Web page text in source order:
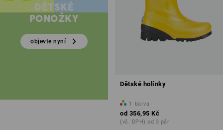
DĚTSKÉ
PONOŽKY
objevte nyní
Dětské holínky
1 barva
od 356,95 Kč
(vč. DPH) od 3 pár